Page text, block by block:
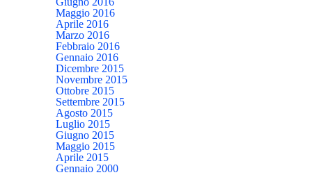
Maggio 2016
Aprile 2016
Marzo 2016
Febbraio 2016
Gennaio 2016
Dicembre 2015
Novembre 2015
Ottobre 2015
Settembre 2015
Agosto 2015
Luglio 2015
Giugno 2015
Maggio 2015
Aprile 2015
Gennaio 2000